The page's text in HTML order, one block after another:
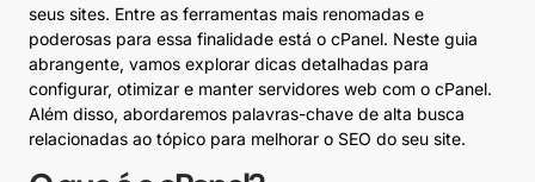
seus sites. Entre as ferramentas mais renomadas e
poderosas para essa finalidade está o cPanel. Neste guia
abrangente, vamos explorar dicas detalhadas para
configurar, otimizar e manter servidores web com o cPanel.
Além disso, abordaremos palavras-chave de alta busca
relacionadas ao tópico para melhorar o SEO do seu site.